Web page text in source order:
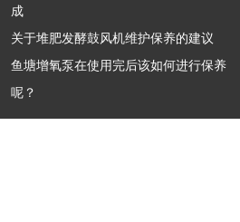
成
关于堆肥发酵鼓风机维护保养的建议
鱼塘增氧泵在使用完后该如何进行保养
呢？